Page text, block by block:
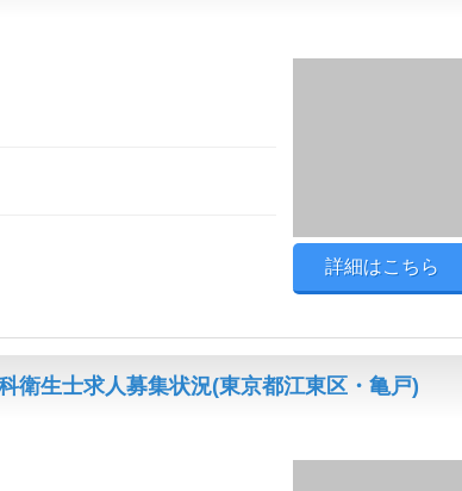
詳細はこちら
衛生士求人募集状況(東京都江東区・亀戸)